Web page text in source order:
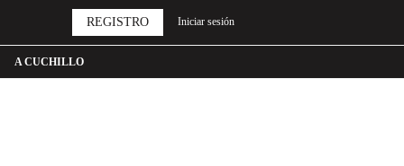
A CUCHILLO
REGISTRO Iniciar sesión